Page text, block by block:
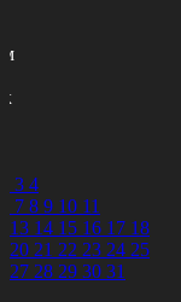
3 4
7 8 9 10 11
13 14 15 16 17 18
20 21 22 23 24 25
27 28 29 30 31